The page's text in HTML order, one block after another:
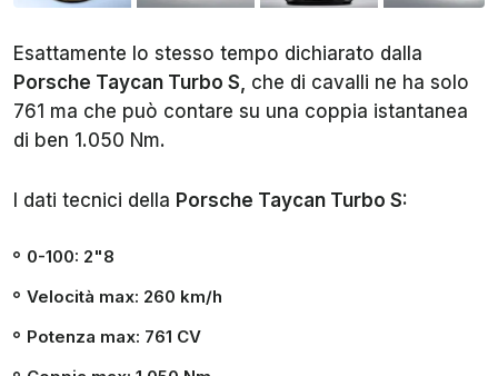
Esattamente lo stesso tempo dichiarato dalla
Porsche Taycan Turbo S, che di cavalli ne ha solo
761 ma che può contare su una coppia istantanea
di ben 1.050 Nm.
I dati tecnici della Porsche Taycan Turbo S:
0-100: 2"8
Velocità max: 260 km/h
Potenza max: 761 CV